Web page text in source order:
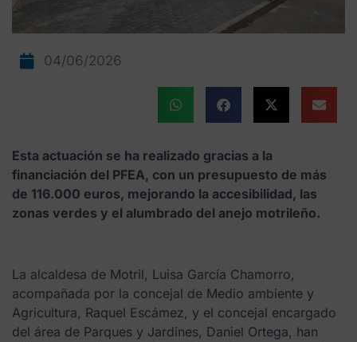
04/06/2026
Esta actuación se ha realizado gracias a la
financiación del PFEA, con un presupuesto de más
de 116.000 euros, mejorando la accesibilidad, las
zonas verdes y el alumbrado del anejo motrileño.
La alcaldesa de Motril, Luisa García Chamorro,
acompañada por la concejal de Medio ambiente y
Agricultura, Raquel Escámez, y el concejal encargado
del área de Parques y Jardines, Daniel Ortega, han